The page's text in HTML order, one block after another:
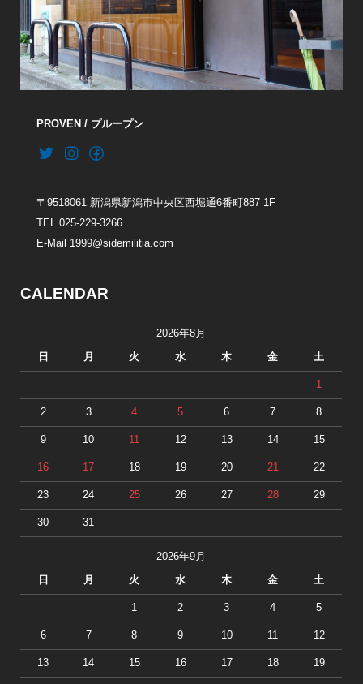
PROVEN / プループン
〒9518061 新潟県新潟市中央区西堀通6番町887 1F
TEL 025-229-3266
E-Mail 1999@sidemilitia.com
CALENDAR
2026年8月
日 月 火 水 木 金 土
1
2 3 4 5 6 7 8
9 10 11 12 13 14 15
16 17 18 19 20 21 22
23 24 25 26 27 28 29
30 31
2026年9月
日 月 火 水 木 金 土
1 2 3 4 5
6 7 8 9 10 11 12
13 14 15 16 17 18 19